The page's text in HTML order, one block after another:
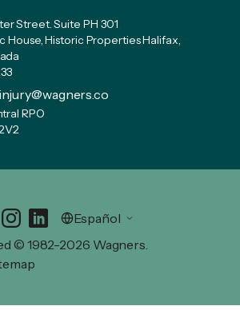
Street. Suite PH 301
House, Historic Properties Halifax,
RPO
© 1982-2026 Wagners.